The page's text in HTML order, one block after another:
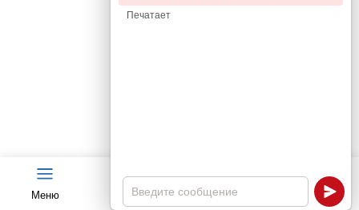
Меню Каталог Калькулятор Чат